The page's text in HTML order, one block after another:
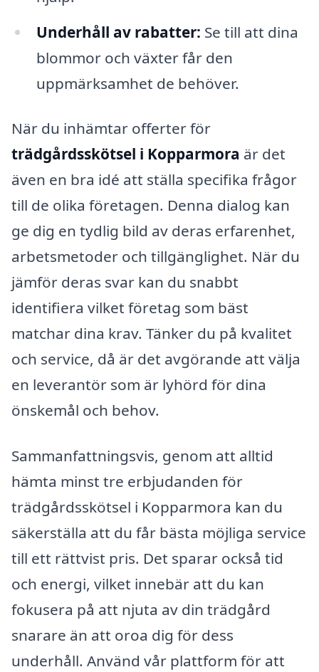
Underhåll av rabatter: Se till att dina
blommor och växter får den
uppmärksamhet de behöver.
När du inhämtar offerter för
trädgårdsskötsel i Kopparmora är det
även en bra idé att ställa specifika frågor
till de olika företagen. Denna dialog kan
ge dig en tydlig bild av deras erfarenhet,
arbetsmetoder och tillgänglighet. När du
jämför deras svar kan du snabbt
identifiera vilket företag som bäst
matchar dina krav. Tänker du på kvalitet
och service, då är det avgörande att välja
en leverantör som är lyhörd för dina
önskemål och behov.
Sammanfattningsvis, genom att alltid
hämta minst tre erbjudanden för
trädgårdsskötsel i Kopparmora kan du
säkerställa att du får bästa möjliga service
till ett rättvist pris. Det sparar också tid
och energi, vilket innebär att du kan
fokusera på att njuta av din trädgård
snarare än att oroa dig för dess
underhåll. Använd vår plattform för att